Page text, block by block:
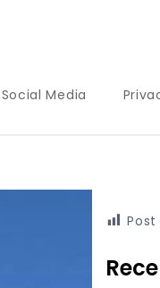
Social Media
Post